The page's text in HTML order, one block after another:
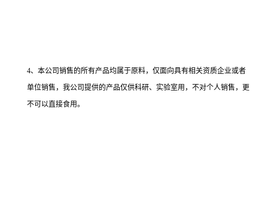
4、本公司销售的所有产品均属于原料，仅面向具有相关资质企业或者
单位销售，我公司提供的产品仅供科研、实验室用，不对个人销售，更
不可以直接食用。